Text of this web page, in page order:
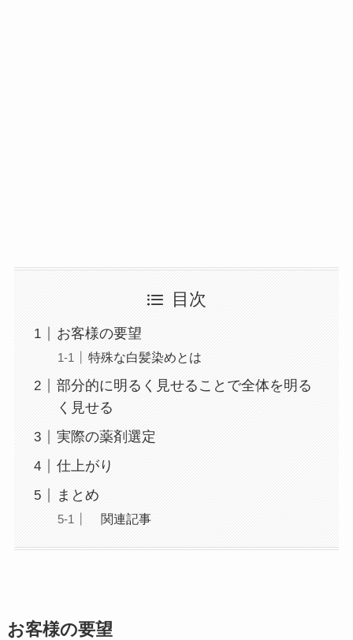
目次
お客様の要望
特殊な白髪染めとは
部分的に明るく見せることで全体を明る
く見せる
実際の薬剤選定
仕上がり
まとめ
関連記事
お客様の要望